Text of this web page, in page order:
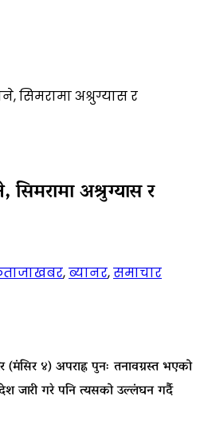
सिमरामा अश्रुग्यास र
सिमरामा अश्रुग्यास र
ताजाखबर,ब्यानर,समाचार
(मंसिर ४) अपराह्न पुनः तनावग्रस्त भएको
जारी गरे पनि त्यसको उल्लंघन गर्दै